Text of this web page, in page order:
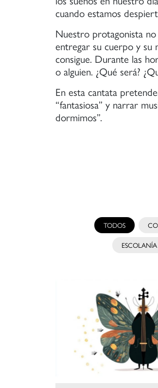
conciertos
exigencia.
cuando estamos
Nuestro protagonista no
entregar su cuerpo y su
consigue. Durante las
o alguien. ¿Qué será?
En esta cantata
“fantasiosa” y narrar
dormimos”.
TODOS